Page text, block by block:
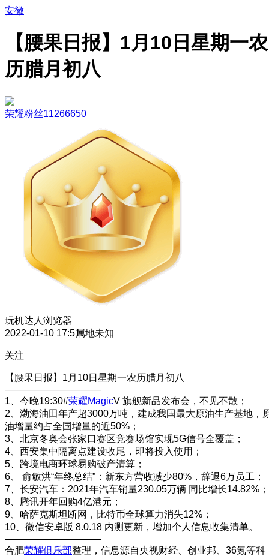
安徽
【腰果日报】1月10日星期一农
历腊月初八
荣耀粉丝11266650
玩机达人 浏览器
2022-01-10 17:51属地未知
关注
【腰果日报】1月10日星期一农历腊月初八
——————————
1、今晚19:30#荣耀MagicV 旗舰新品发布会，不见不散；
2、渤海油田年产超3000万吨，建成我国最大原油生产基地，
油增量约占全国增量的近50%；
3、北京冬奥会张家口赛区竞赛场馆实现5G信号全覆盖；
4、西安集中隔离点建设收尾，即将投入使用；
5、跨境电商环球易购破产清算；
6、 俞敏洪“年终总结”：新东方营收减少80%，辞退6万员工；
7、长安汽车：2021年汽车销量230.05万辆 同比增长14.82%；
8、腾讯开年回购4亿港元；
9、哈萨克斯坦断网，比特币全球算力消失12%；
10、微信安卓版 8.0.18 内测更新，增加个人信息收集清单。
——————————
合肥荣耀俱乐部整理，信息源自央视财经、创业邦、36氪等科